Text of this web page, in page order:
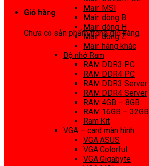
Giỏ hàng
Chưa có sản phẩm trong giỏ hàng.
Main MSI
Main dòng B
Main dòng H
Main dòng Z
Main hãng khác
Bộ nhớ Ram
RAM DDR3 PC
RAM DDR4 PC
RAM DDR3 Server
RAM DDR4 Server
RAM 4GB – 8GB
RAM 16GB – 32GB
Ram Kit
VGA – card màn hình
VGA ASUS
VGA Colorful
VGA Gigabyte